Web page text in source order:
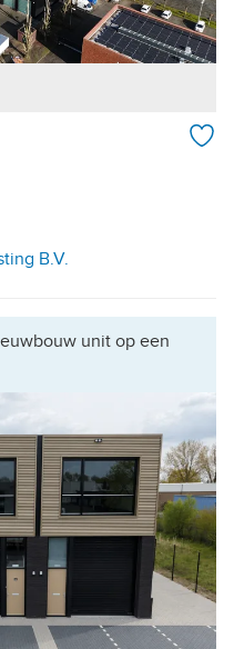
B.V.
unit op een